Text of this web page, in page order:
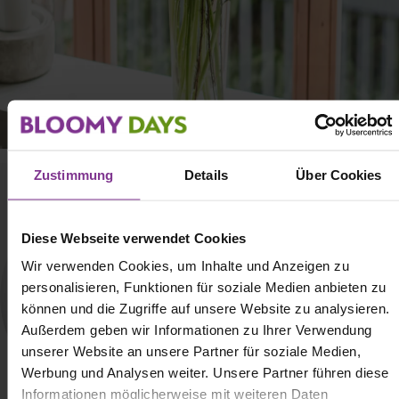
Zustimmung Details Über Cookies
Diese Webseite verwendet Cookies
Wir verwenden Cookies, um Inhalte und Anzeigen zu
personalisieren, Funktionen für soziale Medien anbieten zu
können und die Zugriffe auf unsere Website zu analysieren.
Außerdem geben wir Informationen zu Ihrer Verwendung
unserer Website an unsere Partner für soziale Medien,
Werbung und Analysen weiter. Unsere Partner führen diese
Informationen möglicherweise mit weiteren Daten